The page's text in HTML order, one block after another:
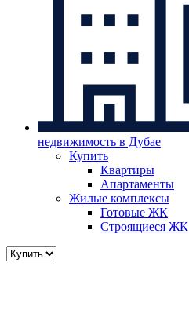
недвижимость в Дубае
Купить
Квартиры
Апартаменты
Жилые комплексы
Готовые ЖК
Строящиеся ЖК